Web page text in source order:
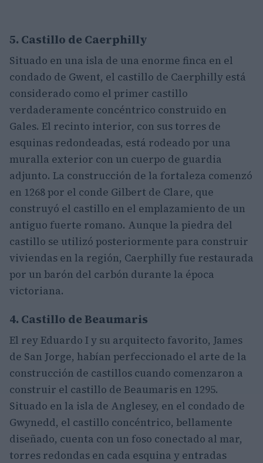
5. Castillo de Caerphilly
Situado en una isla de una enorme finca en el
condado de Gwent, el castillo de Caerphilly está
considerado como el primer castillo
verdaderamente concéntrico construido en
Gales. El recinto interior, con sus torres de
esquinas redondeadas, está rodeado por una
muralla exterior con un cuerpo de guardia
adjunto. La construcción de la fortaleza comenzó
en 1268 por el conde Gilbert de Clare, que
construyó el castillo en el emplazamiento de un
antiguo fuerte romano. Aunque la piedra del
castillo se utilizó posteriormente para construir
viviendas en la región, Caerphilly fue restaurada
por un barón del carbón durante la época
victoriana.
4. Castillo de Beaumaris
El rey Eduardo I y su arquitecto favorito, James
de San Jorge, habían perfeccionado el arte de la
construcción de castillos cuando comenzaron a
construir el castillo de Beaumaris en 1295.
Situado en la isla de Anglesey, en el condado de
Gwynedd, el castillo concéntrico, bellamente
diseñado, cuenta con un foso conectado al mar,
torres redondas en cada esquina y entradas